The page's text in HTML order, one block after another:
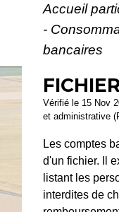
Accueil
-
bancaires
Vérifié le 15 Nov
et administrative
Les comptes
d'un fichier. Il
listant les
interdites de